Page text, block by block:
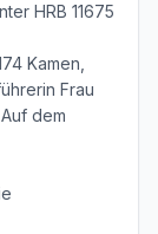
HRB 11675
Kamen,
Frau
dem